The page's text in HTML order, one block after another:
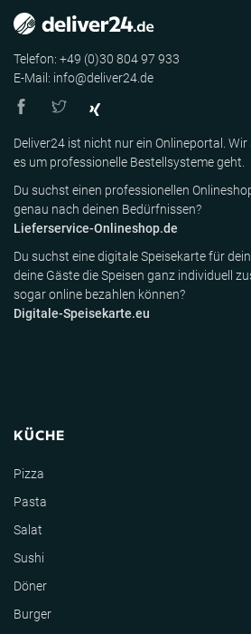
Telefon: +49 (0)30 804 97 933
E-Mail: info@deliver24.de
Deliver24 ist nicht nur ein Onlineportal.
es um professionelle Bestellsysteme geht.
Du suchst einen professionellen
genau nach deinen Bedürfnissen?
Lieferservice-Onlineshop.de
Du suchst eine digitale Speisekarte für
deine Gäste die Speisen ganz individuell
sogar online bezahlen können?
Digitale-Speisekarte.eu
KÜCHE
Pizza
Pasta
Salat
Sushi
Döner
Burger